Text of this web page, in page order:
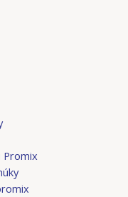
Promix